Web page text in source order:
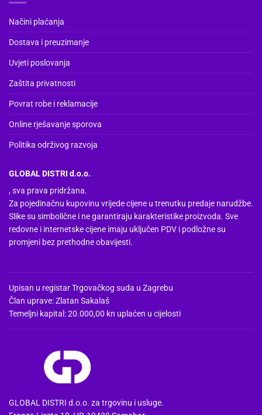
proizvoda
Načini plaćanja
Dostava i preuzimanje
Uvjeti poslovanja
Zaštita privatnosti
Povrat robe i reklamacije
Online rješavanje sporova
Politika održivog razvoja
GLOBAL DISTRI d.o.o.
, sva prava pridržana.
Za pojedinačnu kupovinu vrijede cijene u trenutku predaje narudžbe.
Slike su simbolične i ne garantiraju karakteristike proizvoda. Sve
redovne i internetske cijene imaju uključen PDV i podložne su
promjeni bez prethodne obavijesti.
Upisan u registar Trgovačkog suda u Zagrebu
Član uprave: Zlatan Sakalaš
Temeljni kapital: 20.000,00 kn uplaćen u cijelosti
GLOBAL DISTRI d.o.o. za trgovinu i usluge.